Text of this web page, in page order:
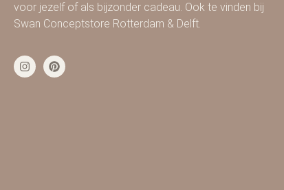
voor jezelf of als bijzonder cadeau. Ook te vinden bij
Swan Conceptstore Rotterdam & Delft.